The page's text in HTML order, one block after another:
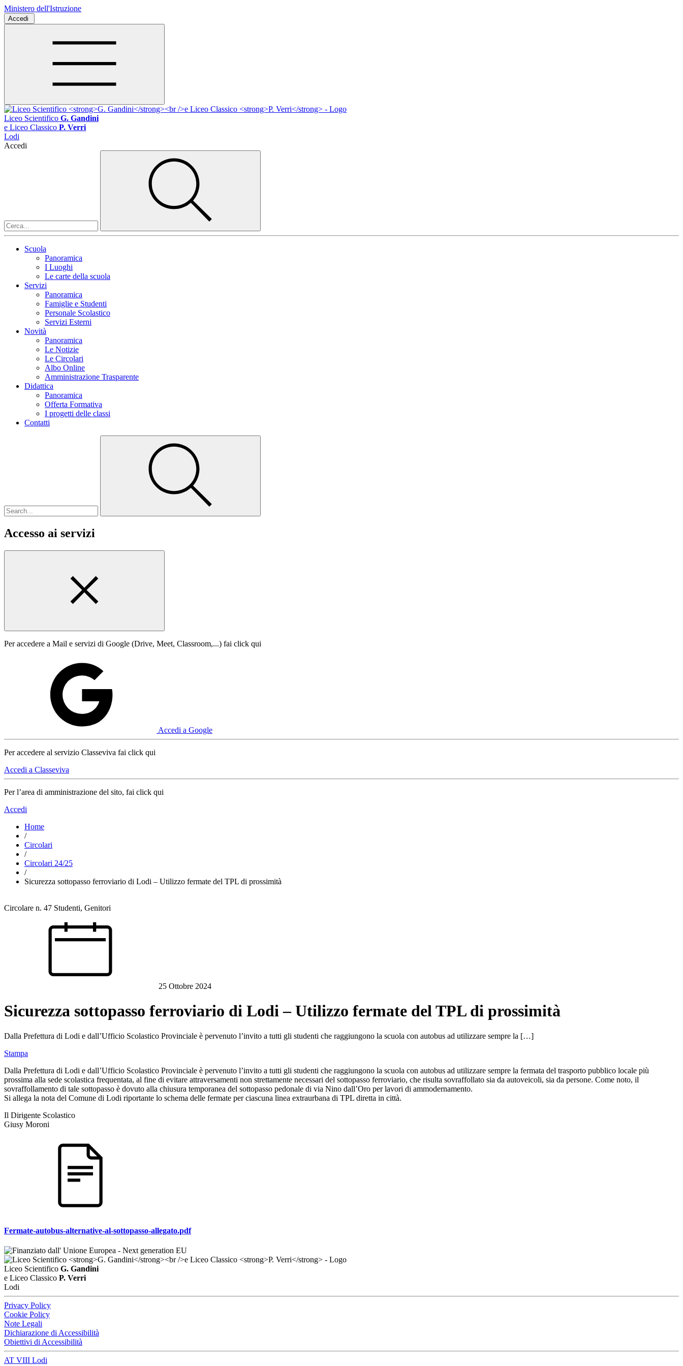
Ministero dell'Istruzione
Accedi
Liceo Scientifico G. Gandini
e Liceo Classico P. Verri
Lodi
Accedi
Scuola
Panoramica
I Luoghi
Le carte della scuola
Servizi
Panoramica
Famiglie e Studenti
Personale Scolastico
Servizi Esterni
Novità
Panoramica
Le Notizie
Le Circolari
Albo Online
Amministrazione Trasparente
Didattica
Panoramica
Offerta Formativa
I progetti delle classi
Contatti
Accesso ai servizi
Per accedere a Mail e servizi di Google (Drive, Meet, Classroom,...) fai click qui
Accedi a Google
Per accedere al servizio Classeviva fai click qui
Accedi a Classeviva
Per l’area di amministrazione del sito, fai click qui
Accedi
Home
/
Circolari
/
Circolari 24/25
/
Sicurezza sottopasso ferroviario di Lodi – Utilizzo fermate del TPL di prossimità
Circolare n. 47 Studenti, Genitori
25 Ottobre 2024
Sicurezza sottopasso ferroviario di Lodi – Utilizzo fermate del TPL di prossimità
Dalla Prefettura di Lodi e dall’Ufficio Scolastico Provinciale è pervenuto l’invito a tutti gli studenti che raggiungono la scuola con autobus ad utilizzare sempre la […]
Stampa
Dalla Prefettura di Lodi e dall’Ufficio Scolastico Provinciale è pervenuto l’invito a tutti gli studenti che raggiungono la scuola con autobus ad utilizzare sempre la fermata del trasporto pubblico locale più
prossima alla sede scolastica frequentata, al fine di evitare attraversamenti non strettamente necessari del sottopasso ferroviario, che risulta sovraffollato sia da autoveicoli, sia da persone. Come noto, il
sovraffollamento di tale sottopasso è dovuto alla chiusura temporanea del sottopasso pedonale di via Nino dall’Oro per lavori di ammodernamento.
Si allega la nota del Comune di Lodi riportante lo schema delle fermate per ciascuna linea extraurbana di TPL diretta in città.
Il Dirigente Scolastico
Giusy Moroni
Fermate-autobus-alternative-al-sottopasso-allegato.pdf
Liceo Scientifico G. Gandini
e Liceo Classico P. Verri
Lodi
Privacy Policy
Cookie Policy
Note Legali
Dichiarazione di Accessibilità
Obiettivi di Accessibilità
AT VIII Lodi